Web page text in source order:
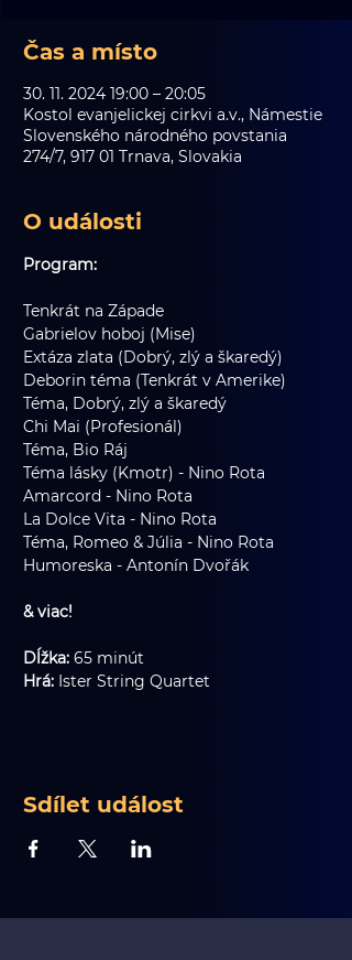
Čas a místo
30. 11. 2024 19:00 – 20:05
Kostol evanjelickej cirkvi a.v., Námestie
Slovenského národného povstania
274/7, 917 01 Trnava, Slovakia
O události
Program:
Tenkrát na Západe
Gabrielov hoboj (Mise)
Extáza zlata (Dobrý, zlý a škaredý)
Deborin téma (Tenkrát v Amerike)
Téma, Dobrý, zlý a škaredý
Chi Mai (Profesionál)
Téma, Bio Ráj
Téma lásky (Kmotr) - Nino Rota
Amarcord - Nino Rota
La Dolce Vita - Nino Rota
Téma, Romeo & Júlia - Nino Rota
Humoreska - Antonín Dvořák
& viac!
Dĺžka: 65 minút
Hrá: Ister String Quartet
Sdílet událost